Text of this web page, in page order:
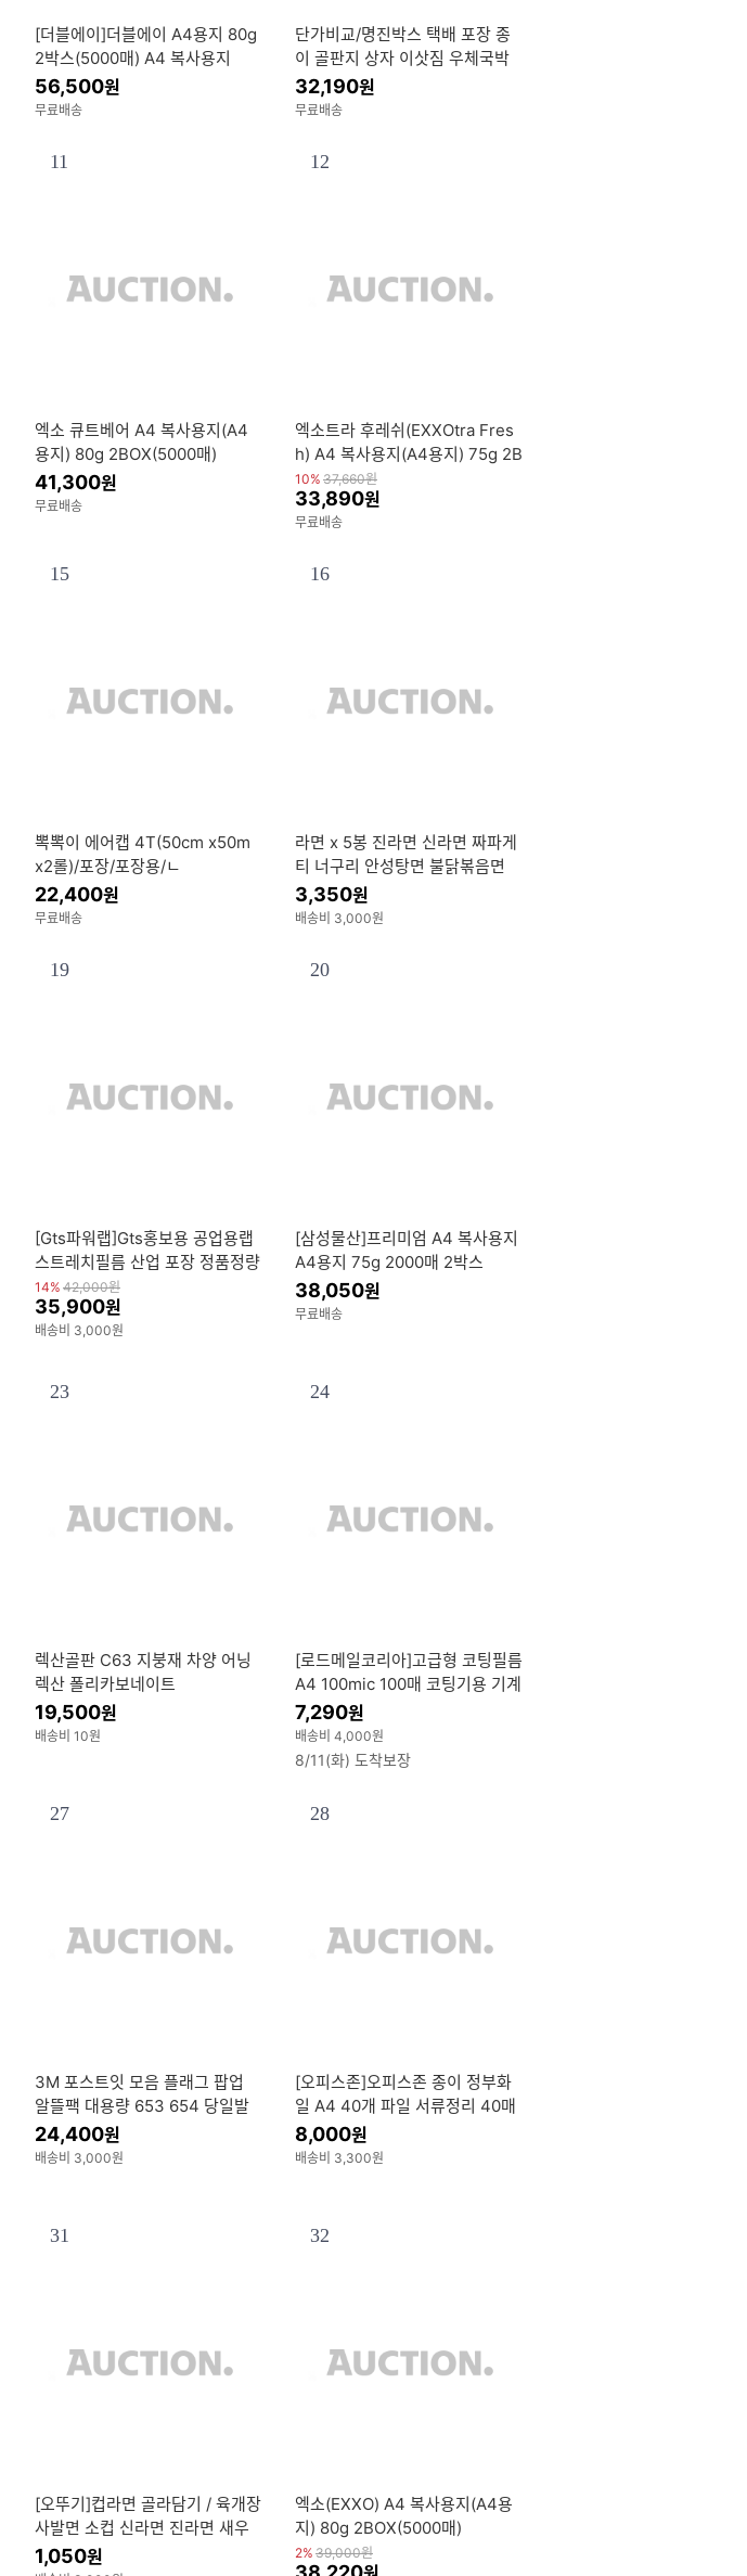
[더블에이]더블에이 A4용지 80g
2박스(5000매) A4 복사용지
56,500원
무료배송
단가비교/명진박스 택배 포장 종
이 골판지 상자 이삿짐 우체국박
스 MJ.NEW.TK /20+1행사.4시
마감.안산퀵배송
32,190원
무료배송
11
엑소 큐트베어 A4 복사용지(A4
용지) 80g 2BOX(5000매)
41,300원
무료배송
12
엑소트라 후레쉬(EXXOtra Fres
h) A4 복사용지(A4용지) 75g 2B
OX(5000매)
10% 37,660원
33,890원
무료배송
15
뽁뽁이 에어캡 4T(50cm x50m
x2롤)/포장/포장용/ㄴ
22,400원
무료배송
16
라면 x 5봉 진라면 신라면 짜파게
티 너구리 안성탕면 불닭볶음면
비빔면 삼양라면
3,350원
배송비 3,000원
19
[Gts파워랩]Gts홍보용 공업용랩
스트레치필름 산업 포장 정품정량
14% 42,000원
35,900원
배송비 3,000원
20
[삼성물산]프리미엄 A4 복사용지
A4용지 75g 2000매 2박스
38,050원
무료배송
23
렉산골판 C63 지붕재 차양 어닝
렉산 폴리카보네이트
19,500원
배송비 10원
24
[로드메일코리아]고급형 코팅필름
A4 100mic 100매 코팅기용 기계
코팅지 SGS 국제안전인증
7,290원
배송비 4,000원
8/11(화) 도착보장
27
3M 포스트잇 모음 플래그 팝업
알뜰팩 대용량 653 654 당일발
송
24,400원
배송비 3,000원
28
[오피스존]오피스존 종이 정부화
일 A4 40개 파일 서류정리 40매
8,000원
배송비 3,300원
31
[오뚜기]컵라면 골라담기 / 육개장
사발면 소컵 신라면 진라면 새우
탕 너구리 짜파게티범벅 도시락
1,050원
32
엑소(EXXO) A4 복사용지(A4용
지) 80g 2BOX(5000매)
2% 39,000원